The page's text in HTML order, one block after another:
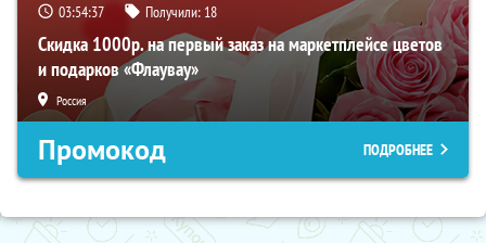
03:54:36 Получили: 18
Скидка 1000р. на первый заказ на маркетплейсе цветов
и подарков «Флаувау»
Россия
Промокод ПОДРОБНЕЕ